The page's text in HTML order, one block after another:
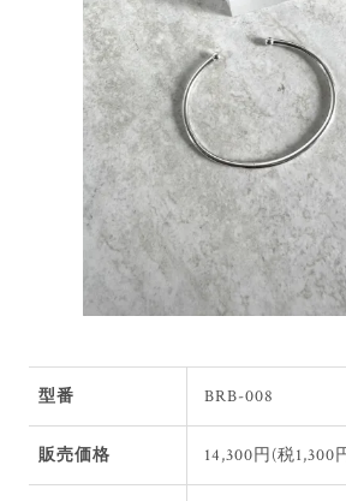
型番 BRB-008
販売価格 14,300円(税1,300